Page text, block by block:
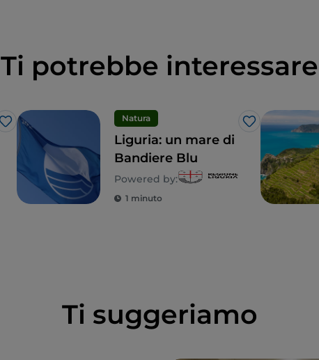
Ti potrebbe interessare
Like
Natura
Like
Liguria: un mare di
Bandiere Blu
Powered by:
1 minuto
Ti suggeriamo